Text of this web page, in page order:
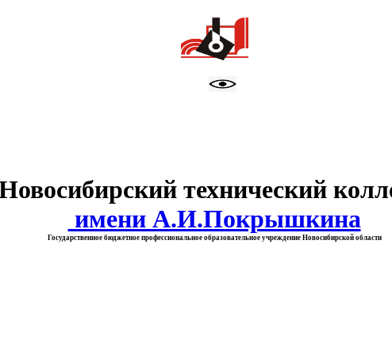
технический
имени А.И.Покрышкина
Государственное бюджетное профессиональное образовательное учреждение Новосибирской области